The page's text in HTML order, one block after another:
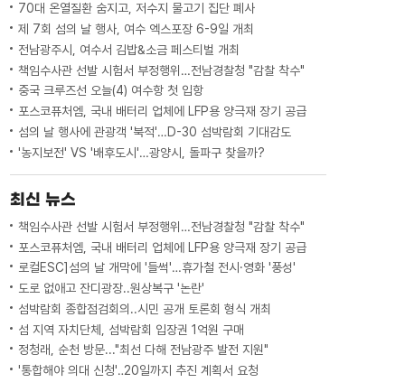
70대 온열질환 숨지고, 저수지 물고기 집단 폐사
제 7회 섬의 날 행사, 여수 엑스포장 6-9일 개최
전남광주시, 여수서 김밥&소금 페스티벌 개최
책임수사관 선발 시험서 부정행위…전남경찰청 "감찰 착수"
중국 크루즈선 오늘(4) 여수항 첫 입항
포스코퓨처엠, 국내 배터리 업체에 LFP용 양극재 장기 공급
섬의 날 행사에 관광객 '북적'…D-30 섬박람회 기대감도
'농지보전' VS '배후도시'…광양시, 돌파구 찾을까?
최신 뉴스
책임수사관 선발 시험서 부정행위…전남경찰청 "감찰 착수"
포스코퓨처엠, 국내 배터리 업체에 LFP용 양극재 장기 공급
로컬ESC]섬의 날 개막에 '들썩'…휴가철 전시·영화 '풍성'
도로 없애고 잔디광장..원상복구 '논란'
섬박람회 종합점검회의..시민 공개 토론회 형식 개최
섬 지역 자치단체, 섬박람회 입장권 1억원 구매
정청래, 순천 방문..."최선 다해 전남광주 발전 지원"
'통합해야 의대 신청'‥20일까지 추진 계획서 요청